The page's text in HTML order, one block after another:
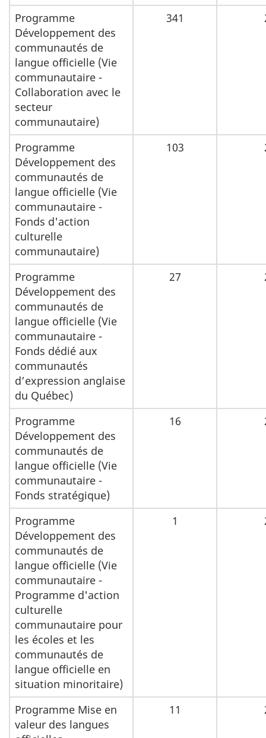
Programme
Développement des
communautés de
langue officielle (Vie
communautaire -
Collaboration avec le
secteur
communautaire)
341
Programme
Développement des
communautés de
langue officielle (Vie
communautaire -
Fonds d'action
culturelle
communautaire)
103
Programme
Développement des
communautés de
langue officielle (Vie
communautaire -
Fonds dédié aux
communautés
d’expression anglaise
du Québec)
27
Programme
Développement des
communautés de
langue officielle (Vie
communautaire -
Fonds stratégique)
16
Programme
Développement des
communautés de
langue officielle (Vie
communautaire -
Programme d'action
culturelle
communautaire pour
les écoles et les
communautés de
langue officielle en
situation minoritaire)
1
Programme Mise en
valeur des langues
11